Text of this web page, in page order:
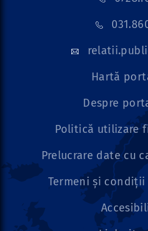
Hartă
Despre
Politică utilizare
Prelucrare date cu
Termeni și